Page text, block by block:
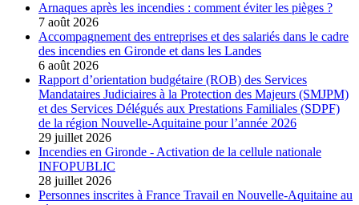
Arnaques après les incendies : comment éviter les pièges ?
7 août 2026
Accompagnement des entreprises et des salariés dans le cadre
des incendies en Gironde et dans les Landes
6 août 2026
Rapport d’orientation budgétaire (ROB) des Services
Mandataires Judiciaires à la Protection des Majeurs (SMJPM)
et des Services Délégués aux Prestations Familiales (SDPF)
de la région Nouvelle-Aquitaine pour l’année 2026
29 juillet 2026
Incendies en Gironde - Activation de la cellule nationale
INFOPUBLIC
28 juillet 2026
Personnes inscrites à France Travail en Nouvelle-Aquitaine au